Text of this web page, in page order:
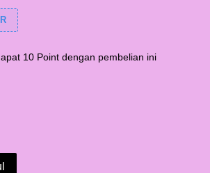
10 Point dengan pembelian ini